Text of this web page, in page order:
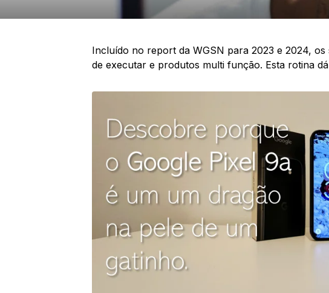
Incluído no report da WGSN para 2023 e 2024,
de executar e produtos multi função. Esta rotina